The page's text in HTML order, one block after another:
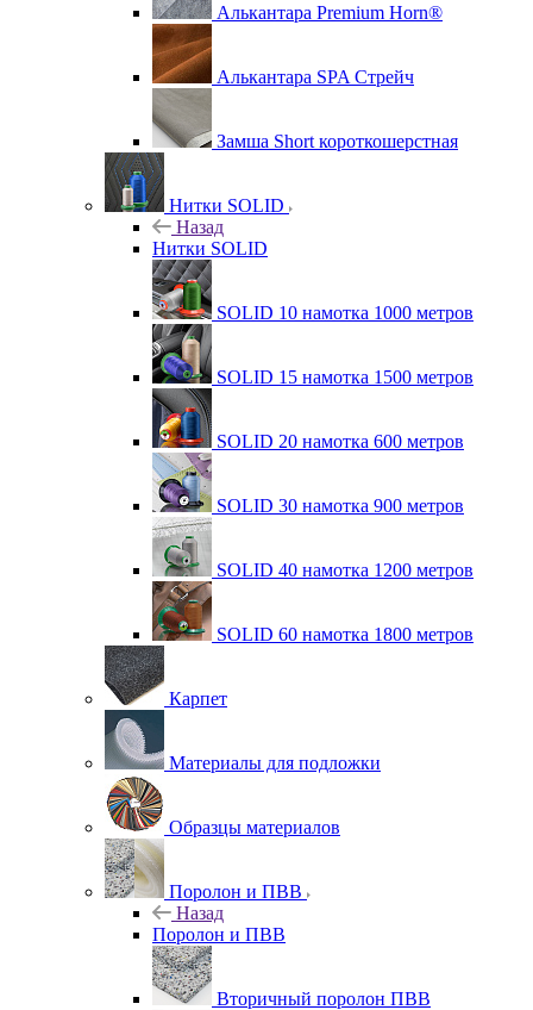
Алькантара Premium Horn®
Алькантара SPA Стрейч
Замша Short короткошерстная
Нитки SOLID
Назад
Нитки SOLID
SOLID 10 намотка 1000 метров
SOLID 15 намотка 1500 метров
SOLID 20 намотка 600 метров
SOLID 30 намотка 900 метров
SOLID 40 намотка 1200 метров
SOLID 60 намотка 1800 метров
Карпет
Материалы для подложки
Образцы материалов
Поролон и ПВВ
Назад
Поролон и ПВВ
Вторичный поролон ПВВ